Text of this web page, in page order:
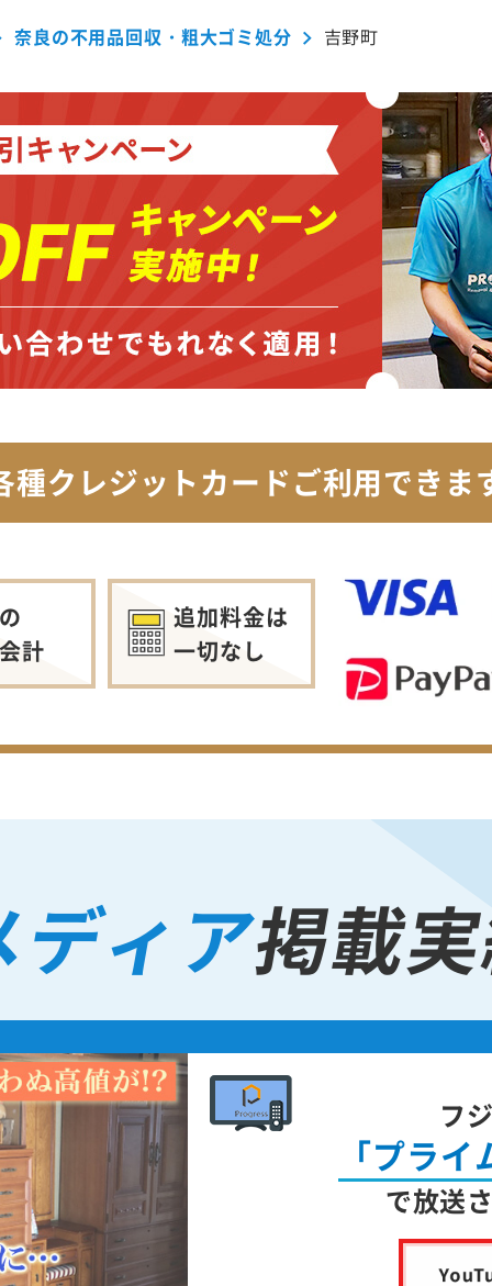
奈良の不用品回収・粗大ゴミ処分 吉野町
種クレジットカードご利用できま
計
追加料金は
一切なし
ディア掲載
フ
「プラ
で放送